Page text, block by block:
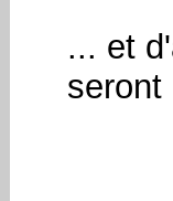
... et
seront